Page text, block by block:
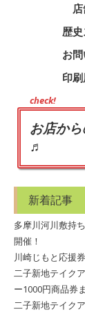
歴
お
印
check!
お店か
♬
新着記事
多摩川河川敷持
開催！
川崎じもと応援
二子新地テイク
ー1000円商品券
二子新地テイク